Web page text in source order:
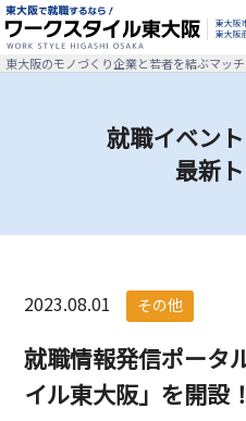
東大阪のモノづくり企業と若者を結ぶマッ
就職イベン
最新
2023.08.01 その他
就職情報発信ポータ
イル東大阪」を開設！